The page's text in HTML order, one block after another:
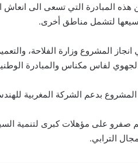
هذه المبادرة التي تسعى الى انعاش
لتشمل مناطق أخرى.
المشروع وزارة الفلاحة،
لفاس مكناس والمبادرة الوطنية
بدعم الشركة المغربية
صفرو على مؤهلات كبرى لتنمية
الترابي.